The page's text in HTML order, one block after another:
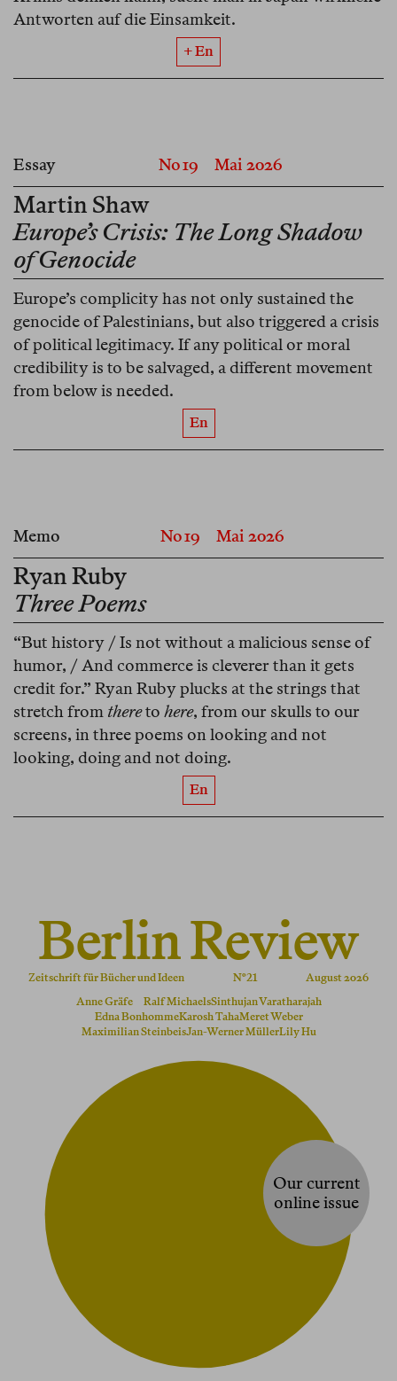
Antworten auf die Einsamkeit.
+ En
Essay No 19 Mai 2026
Martin Shaw
Europe’s Crisis: The Long Shadow
of Genocide
Europe’s complicity has not only sustained the
genocide of Palestinians, but also triggered a crisis
of political legitimacy. If any political or moral
credibility is to be salvaged, a different movement
from below is needed.
En
Memo No 19 Mai 2026
Ryan Ruby
Three Poems
“But history / Is not without a malicious sense of
humor, / And commerce is cleverer than it gets
credit for.” Ryan Ruby plucks at the strings that
stretch from thereto here, from our skulls to our
screens, in three poems on looking and not
looking, doing and not doing.
En
Berlin Review
Zeitschrift für Bücher und Ideen Nº 21
August 2026
Anne Gräfe Ralf MichaelsSinthujan Varatharajah
Edna BonhommeKarosh TahaMeret Weber
Maximilian SteinbeisJan-Werner MüllerLily Hu
Our current
online issue